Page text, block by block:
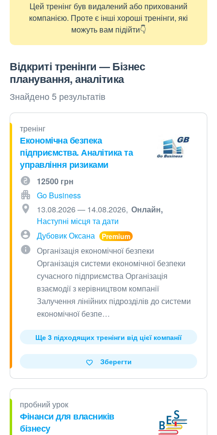
Цей тренінг був видалений або прихований
компанією. Проте є інші хороші тренінги, які
можуть вам підійти👇
Відкриті тренінги — Бізнес
планування, аналітика
Знайдено 5 результатів
тренінг
Економічна безпека
підприємства. Аналітика та
управління ризиками
12500 грн
Go Business
13.08.2026 — 14.08.2026 Онлайн
Наступні місця та дати
Дубовик Оксана
Організація економічної безпеки
Організація системи економічної безпеки
сучасного підприємства Організація
взаємодії з керівництвом компанії
Залучення лінійних підрозділів до системи
економічної безпе…
Ще 3 підходящих тренінги від цієї компанії
Зберегти
пробний урок
Фінанси для власників
бізнесу